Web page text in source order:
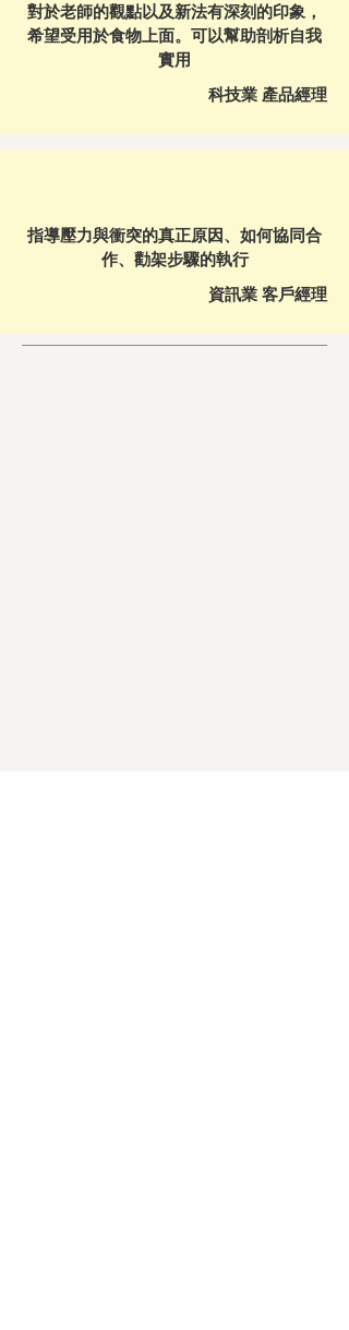
對於老師的觀點以及新法有深刻的印象，
希望受用於食物上面。可以幫助剖析自我
實用
科技業 產品經理
指導壓力與衝突的真正原因、如何協同合
作、勸架步驟的執行
資訊業 客戶經理